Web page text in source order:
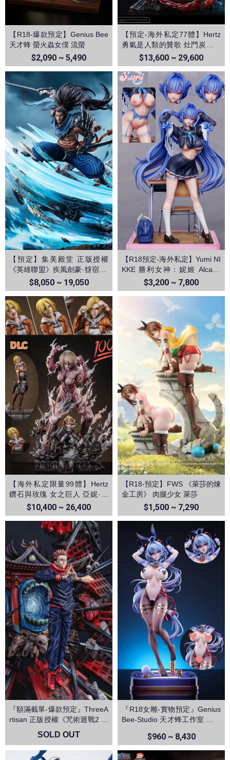
【R18-爆款預定】Genius Bee
天才蜂 螢火蟲女僕 流螢
$2,090 ~ 5,490
【預定-海外私定77體】Hertz
勇氣是人類的贊歌 灶門炭治郎
&富岡義勇 vs猗窩座 鬼滅之刃
無限城篇
$13,600 ~ 29,600
【預定】集美殿堂 正版授權
《英雄聯盟》疾風劍豪·犽宿 亞
$8,050 ~ 19,050
【R18預定-海外私定】Yumi NI
KKE 勝利女神：妮姬 Alcana
阿爾卡娜$3,200 ~ 7,800
【海外私定限量99體】Hertz
鑽石與玫瑰 女之巨人 亞妮·雷
恩哈特 進擊的巨人
$10,400 ~ 26,400
【R18-預定】FWS 《萊莎的煉
金工房》 肉腿少女 萊莎
$1,500 ~ 7,290
『額滿截單-爆款預定』ThreeA
rtisan 正版授權《咒術迴戰2 》
兩面宿儺 領域展開 伏魔御廚子
SOLD OUT
『R18女雕-實物預定』Genius
Bee-Studio 天才蜂工作室 逆兔
$960 ~ 8,430